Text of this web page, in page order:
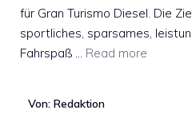
für Gran Turismo Diesel. Die
sportliches, sparsames,
Fahrspaß … Read more
Von: Redaktion